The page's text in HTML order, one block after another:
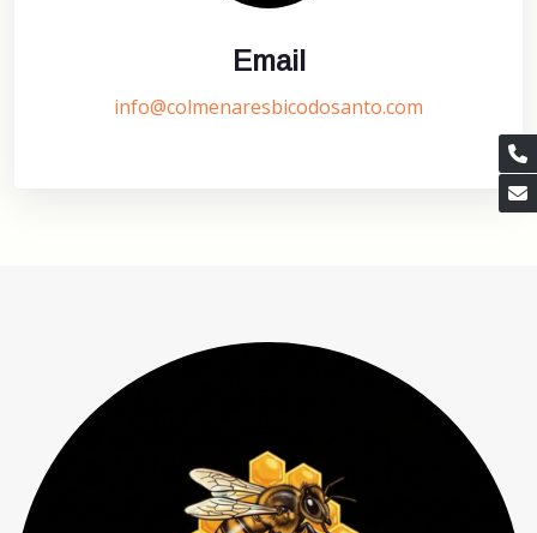
Email
info@colmenaresbicodosanto.com